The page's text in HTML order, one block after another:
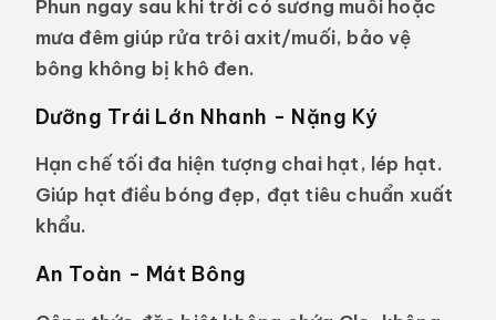
Phun ngay sau khi trời có sương muối hoặc
mưa đêm giúp rửa trôi axit/muối, bảo vệ
bông không bị khô đen.
Dưỡng Trái Lớn Nhanh - Nặng Ký
Hạn chế tối đa hiện tượng chai hạt, lép hạt.
Giúp hạt điều bóng đẹp, đạt tiêu chuẩn xuất
khẩu.
An Toàn - Mát Bông